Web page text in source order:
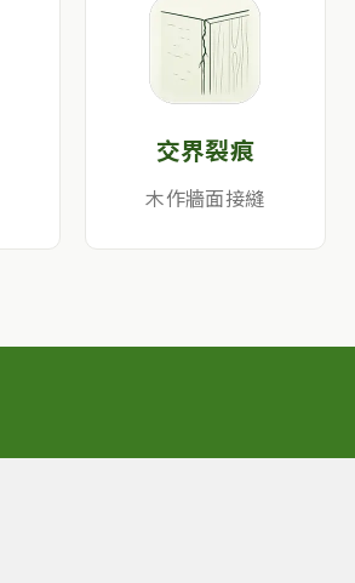
交界裂痕
木作牆面接縫